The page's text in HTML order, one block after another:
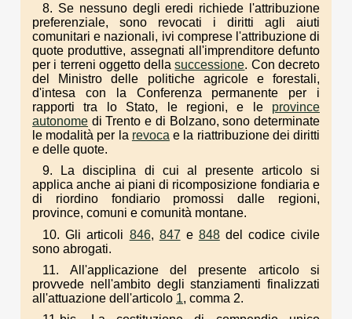
8. Se nessuno degli eredi richiede l'attribuzione
preferenziale, sono revocati i diritti agli aiuti
comunitari e nazionali, ivi comprese l'attribuzione di
quote produttive, assegnati all'imprenditore defunto
per i terreni oggetto dellasuccessione. Con decreto
del Ministro delle politiche agricole e forestali,
d'intesa con la Conferenza permanente per i
rapporti tra lo Stato, le regioni, e le province
autonome di Trento e di Bolzano, sono determinate
le modalità per la revoca e la riattribuzione dei diritti
e delle quote.
9. La disciplina di cui al presente articolo si
applica anche ai piani di ricomposizione fondiaria e
di riordino fondiario promossi dalle regioni,
province, comuni e comunità montane.
10. Gli articoli 846, 847 e 848del codice civile
sono abrogati.
11. All'applicazione del presente articolo si
provvede nell'ambito degli stanziamenti finalizzati
all'attuazione dell'articolo 1, comma 2.